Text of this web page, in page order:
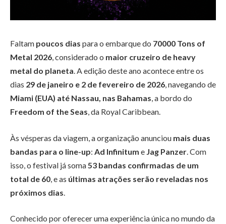
Faltam poucos dias para o embarque do 70000 Tons of
Metal 2026, considerado o maior cruzeiro de heavy
metal do planeta. A edição deste ano acontece entre os
dias 29 de janeiro e 2 de fevereiro de 2026, navegando de
Miami (EUA) até Nassau, nas Bahamas, a bordo do
Freedom of the Seas, da Royal Caribbean.
Às vésperas da viagem, a organização anunciou mais duas
bandas para o line-up: Ad Infinitum e Jag Panzer . Com
isso, o festival já soma 53 bandas confirmadas de um
total de 60 , e as últimas atrações serão reveladas nos
próximos dias
Conhecido por oferecer uma experiência única no mundo da